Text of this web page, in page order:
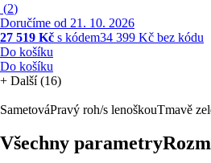
(2)
Doručíme od 21. 10. 2026
27 519 Kč s kódem34 399 Kč bez kódu
Do košíku
Do košíku
+ Další (16)
SametováPravý roh/s lenoškouTmavě
Všechny parametry